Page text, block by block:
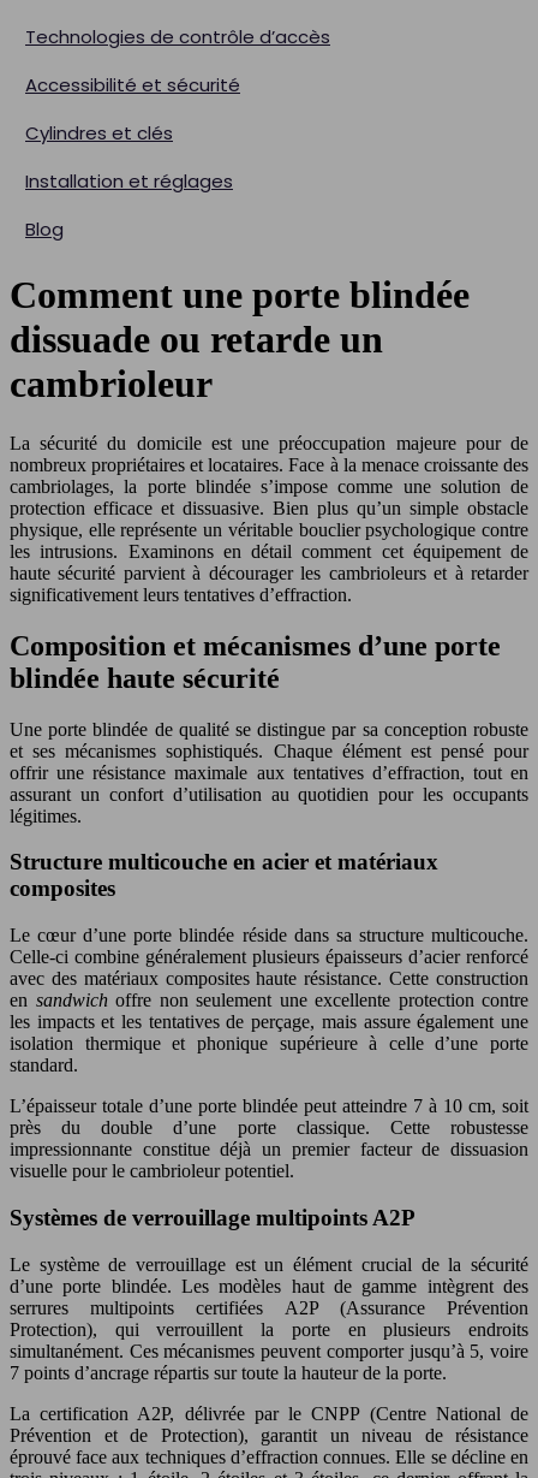
Technologies de contrôle d’accès
Accessibilité et sécurité
Cylindres et clés
Installation et réglages
Blog
Comment une porte blindée
dissuade ou retarde un
cambrioleur
La sécurité du domicile est une préoccupation majeure pour de
nombreux propriétaires et locataires. Face à la menace croissante des
cambriolages, la porte blindée s’impose comme une solution de
protection efficace et dissuasive. Bien plus qu’un simple obstacle
physique, elle représente un véritable bouclier psychologique contre
les intrusions. Examinons en détail comment cet équipement de
haute sécurité parvient à décourager les cambrioleurs et à retarder
significativement leurs tentatives d’effraction.
Composition et mécanismes d’une porte
blindée haute sécurité
Une porte blindée de qualité se distingue par sa conception robuste
et ses mécanismes sophistiqués. Chaque élément est pensé pour
offrir une résistance maximale aux tentatives d’effraction, tout en
assurant un confort d’utilisation au quotidien pour les occupants
légitimes.
Structure multicouche en acier et matériaux
composites
Le cœur d’une porte blindée réside dans sa structure multicouche.
Celle-ci combine généralement plusieurs épaisseurs d’acier renforcé
avec des matériaux composites haute résistance. Cette construction
en sandwich offre non seulement une excellente protection contre
les impacts et les tentatives de perçage, mais assure également une
isolation thermique et phonique supérieure à celle d’une porte
standard.
L’épaisseur totale d’une porte blindée peut atteindre 7 à 10 cm, soit
près du double d’une porte classique. Cette robustesse
impressionnante constitue déjà un premier facteur de dissuasion
visuelle pour le cambrioleur potentiel.
Systèmes de verrouillage multipoints A2P
Le système de verrouillage est un élément crucial de la sécurité
d’une porte blindée. Les modèles haut de gamme intègrent des
serrures multipoints certifiées A2P (Assurance Prévention
Protection), qui verrouillent la porte en plusieurs endroits
simultanément. Ces mécanismes peuvent comporter jusqu’à 5, voire
7 points d’ancrage répartis sur toute la hauteur de la porte.
La certification A2P, délivrée par le CNPP (Centre National de
Prévention et de Protection), garantit un niveau de résistance
éprouvé face aux techniques d’effraction connues. Elle se décline en